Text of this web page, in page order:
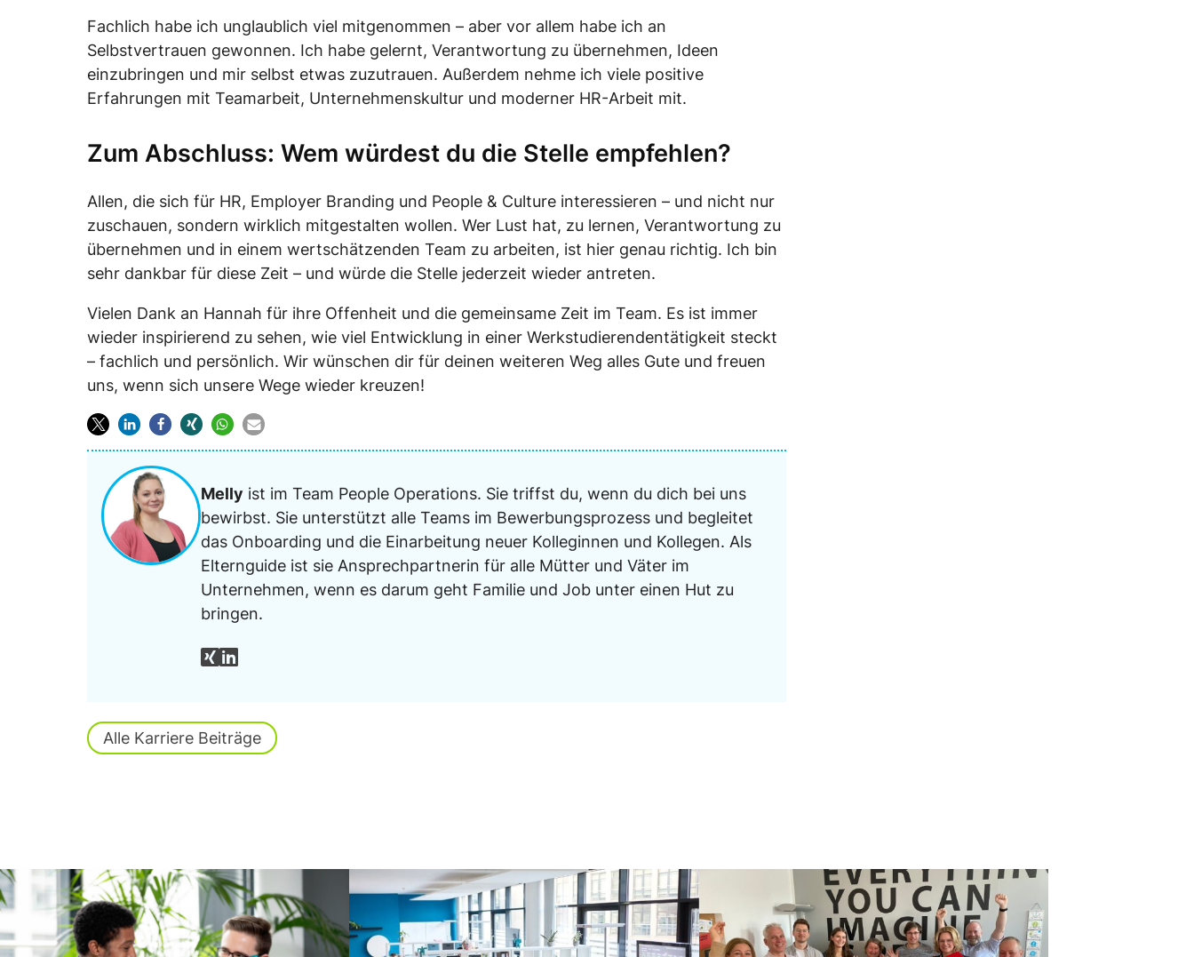
Fachlich habe ich unglaublich viel mitgenommen – aber vor allem habe ich an
Selbstvertrauen gewonnen. Ich habe gelernt, Verantwortung zu übernehmen, Ideen
einzubringen und mir selbst etwas zuzutrauen. Außerdem nehme ich viele positive
Erfahrungen mit Teamarbeit, Unternehmenskultur und moderner HR-Arbeit mit.
Zum Abschluss: Wem würdest du die Stelle empfehlen?
Allen, die sich für HR, Employer Branding und People & Culture interessieren – und nicht nur
zuschauen, sondern wirklich mitgestalten wollen. Wer Lust hat, zu lernen, Verantwortung zu
übernehmen und in einem wertschätzenden Team zu arbeiten, ist hier genau richtig. Ich bin
sehr dankbar für diese Zeit – und würde die Stelle jederzeit wieder antreten.
Vielen Dank an Hannah für ihre Offenheit und die gemeinsame Zeit im Team. Es ist immer
wieder inspirierend zu sehen, wie viel Entwicklung in einer Werkstudierendentätigkeit steckt
– fachlich und persönlich. Wir wünschen dir für deinen weiteren Weg alles Gute und freuen
uns, wenn sich unsere Wege wieder kreuzen!
Melly ist im Team People Operations. Sie triffst du, wenn du dich bei uns
bewirbst. Sie unterstützt alle Teams im Bewerbungsprozess und begleitet
das Onboarding und die Einarbeitung neuer Kolleginnen und Kollegen. Als
Elternguide ist sie Ansprechpartnerin für alle Mütter und Väter im
Unternehmen, wenn es darum geht Familie und Job unter einen Hut zu
bringen.
Alle Karriere Beiträge